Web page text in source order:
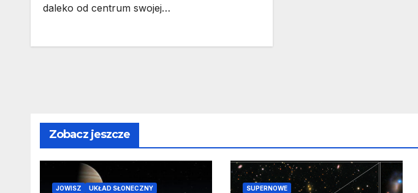
daleko od centrum swojej…
Zobacz jeszcze
JOWISZ UKŁAD SŁONECZNY SUPERNOWE